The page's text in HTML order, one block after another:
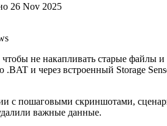
26 Nov 2025
не накапливать старые файлы
и через встроенный Storage
с пошаговыми скриншотами,
важные данные.